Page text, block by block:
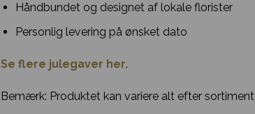
Håndbundet og designet af lokale florister
Personlig levering på ønsket dato
Se flere julegaver her.
Bemærk: Produktet kan variere alt efter